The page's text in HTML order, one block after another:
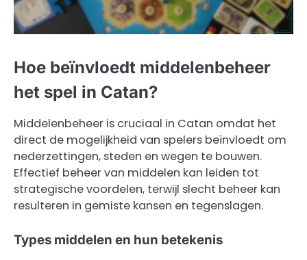
Hoe beïnvloedt middelenbeheer
het spel in Catan?
Middelenbeheer is cruciaal in Catan omdat het
direct de mogelijkheid van spelers beïnvloedt om
nederzettingen, steden en wegen te bouwen.
Effectief beheer van middelen kan leiden tot
strategische voordelen, terwijl slecht beheer kan
resulteren in gemiste kansen en tegenslagen.
Types middelen en hun betekenis